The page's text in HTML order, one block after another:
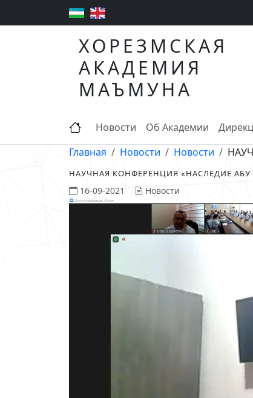
ХОРЕЗМСКАЯ
АКАДЕМИЯ
МАЪМУНА
Новости Об Академии
Главная
Новости Новости
НАУЧНАЯ КОНФЕРЕНЦИЯ «НАСЛЕДИЕ
16-09-2021 Новости